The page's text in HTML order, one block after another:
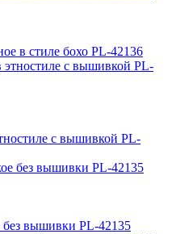
в стиле бохо PL-42136
с вышивкой PL-
вышивки PL-42135